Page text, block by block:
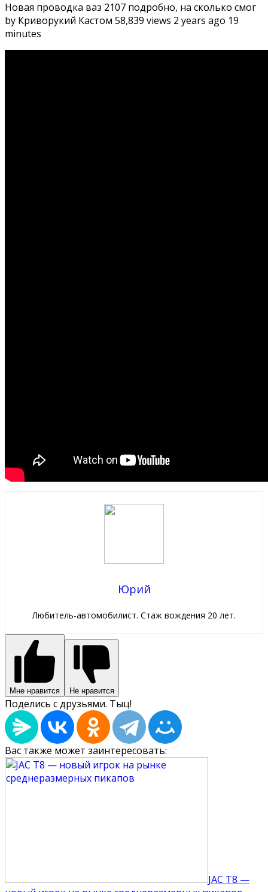
Новая проводка ваз 2107 подробно, на сколько смог
by Криворукий Кастом 58,839 views 2 years ago 19
minutes
Юрий
Любитель-автомобилист. Стаж вождения 20 лет.
Мне нравится Не нравится
Поделись с друзьями. Тыц!
Вас также может заинтересовать:
JAC T8 —